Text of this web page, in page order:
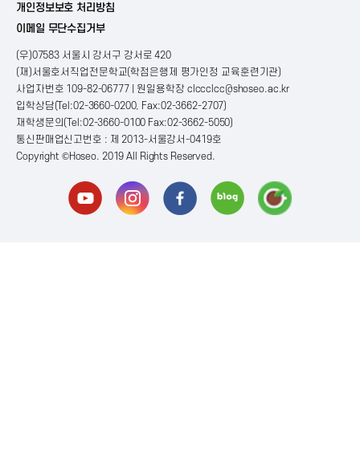
개인정보보호 처리방침
이메일 무단수집거부
(우)07583 서울시 강서구 강서로 420
(재)서울호서직업전문학교(학점은행제 평가인정 교육훈련기관)
사업자번호 109-82-06777 | 원일용학장 clccclcc@shoseo.ac.kr
입학상담(Tel:02-3660-0200, Fax:02-3662-2707)
재학생문의(Tel:02-3660-0100 Fax:02-3662-5050)
통신판매업신고번호 : 제 2013-서울강서-0419호
Copyright ©Hoseo. 2019 All Rights Reserved.